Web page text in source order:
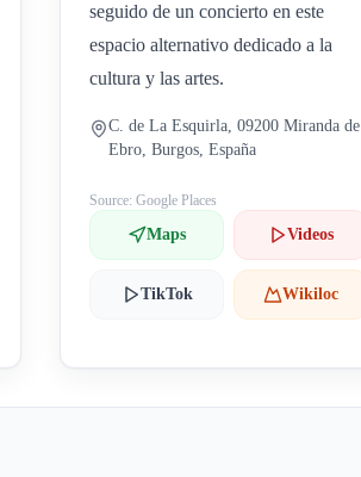
seguido de un concierto en este
espacio alternativo dedicado a la
cultura y las artes.
C. de La Esquirla, 09200 Miranda de
Ebro, Burgos, España
Source: Google Places
Maps Videos
TikTok Wikiloc